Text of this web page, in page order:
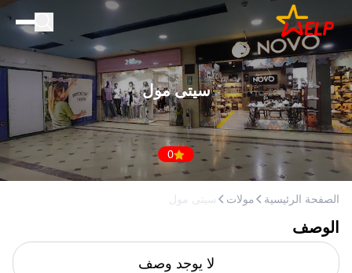
الصفحة الرئيسية
للأعمال التجارية
المدونة
إضافة مكان
سيتى مول
0
الصفحة الرئيسية مولات سيتى مول
الوصف
لا يوجد وصف